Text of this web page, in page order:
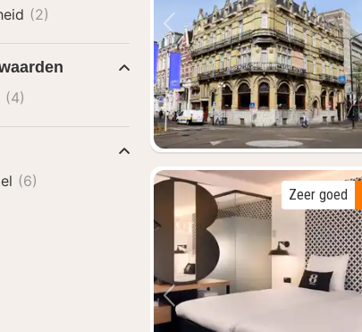
Vorige foto
Vorige foto
Zeer goed
(2)
(4)
(6)